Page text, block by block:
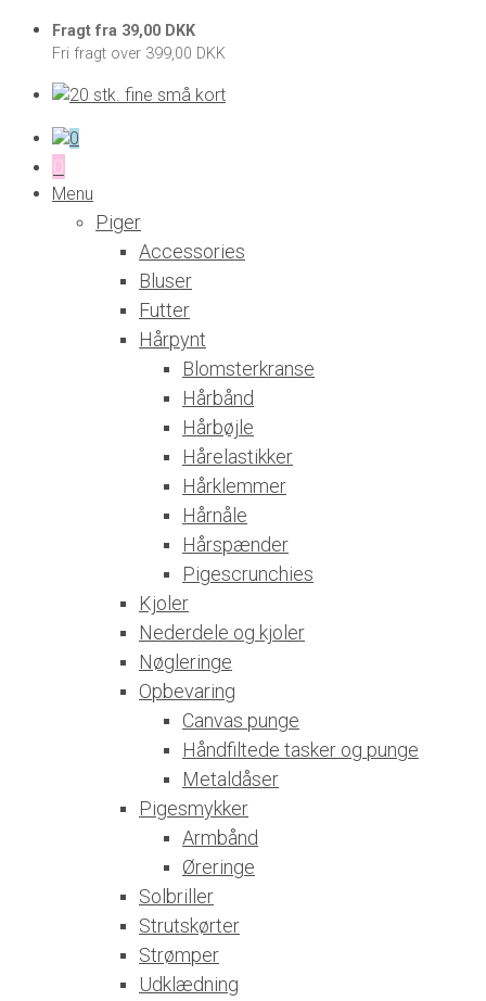
Fragt fra 39,00 DKK
Fri fragt over 399,00 DKK
0
0
Menu
Piger
Accessories
Bluser
Futter
Hårpynt
Blomsterkranse
Hårbånd
Hårbøjle
Hårelastikker
Hårklemmer
Hårnåle
Hårspænder
Pigescrunchies
Kjoler
Nederdele og kjoler
Nøgleringe
Opbevaring
Canvas punge
Håndfiltede tasker og punge
Metaldåser
Pigesmykker
Armbånd
Øreringe
Solbriller
Strutskørter
Strømper
Udklædning